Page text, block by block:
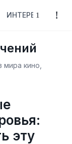
ИНТЕРЕСНОЕ
кино,
эту